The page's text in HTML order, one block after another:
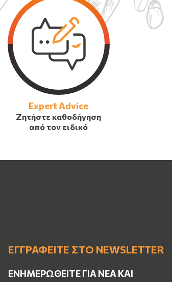
Expert Advice
Ζητήστε καθοδήγηση
από τον ειδικό
ΕΓΓΡΑΦΕΊΤΕ ΣΤΟ NEWSLETTER
ΕΝΗΜΕΡΩΘΕΊΤΕ ΓΙΑ ΝΈΑ ΚΑΙ